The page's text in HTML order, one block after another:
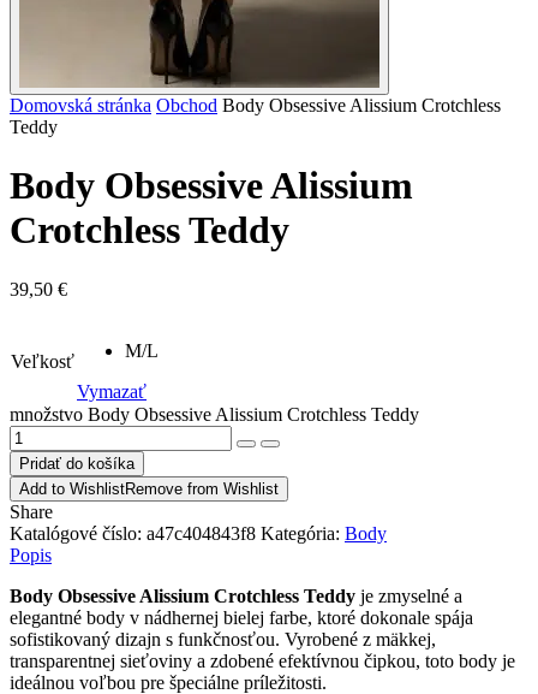
Domovská stránka Obchod Body Obsessive Alissium Crotchless
Teddy
Body Obsessive Alissium
Crotchless Teddy
39,50 €
Veľkosť
M/L
Vymazať
množstvo Body Obsessive Alissium Crotchless Teddy
Pridať do košíka
Add to WishlistRemove from Wishlist
Share
Katalógové číslo: a47c404843f8 Kategória: Body
Popis
Body Obsessive Alissium Crotchless Teddy je zmyselné a
elegantné body v nádhernej bielej farbe, ktoré dokonale spája
sofistikovaný dizajn s funkčnosťou. Vyrobené z mäkkej,
transparentnej sieťoviny a zdobené efektívnou čipkou, toto body je
ideálnou voľbou pre špeciálne príležitosti.